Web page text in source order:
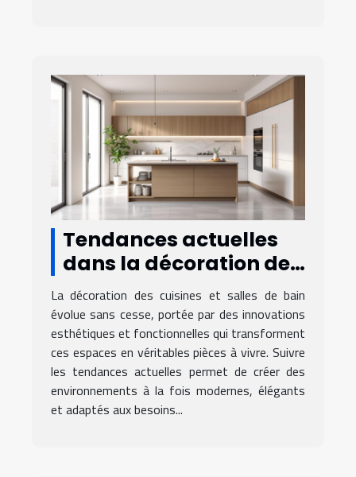
Tendances actuelles
dans la décoration de
cuisines et salles de
bain
La décoration des cuisines et salles de bain
évolue sans cesse, portée par des innovations
esthétiques et fonctionnelles qui transforment
ces espaces en véritables pièces à vivre. Suivre
les tendances actuelles permet de créer des
environnements à la fois modernes, élégants
et adaptés aux besoins...